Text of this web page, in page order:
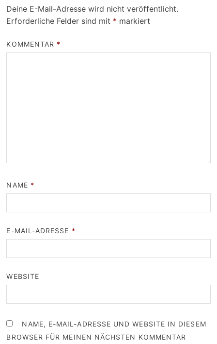
Deine E-Mail-Adresse wird nicht veröffentlicht.
Erforderliche Felder sind mit * markiert
KOMMENTAR *
NAME *
E-MAIL-ADRESSE *
WEBSITE
NAME, E-MAIL-ADRESSE UND WEBSITE IN DIESEM
BROWSER FÜR MEINEN NÄCHSTEN KOMMENTAR